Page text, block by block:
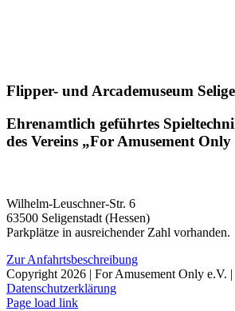
Flipper- und Arcademuseum
Ehrenamtlich geführtes
des Vereins „For Amusement Only
Wilhelm-Leuschner-Str. 6
63500 Seligenstadt (Hessen)
Parkplätze in ausreichender Zahl vorhanden.
Zur Anfahrtsbeschreibung
Copyright 2026 | For Amusement Only e.V. |
Datenschutzerklärung
Facebook
Instagram
YouTube
Twitch
E-
Page load link